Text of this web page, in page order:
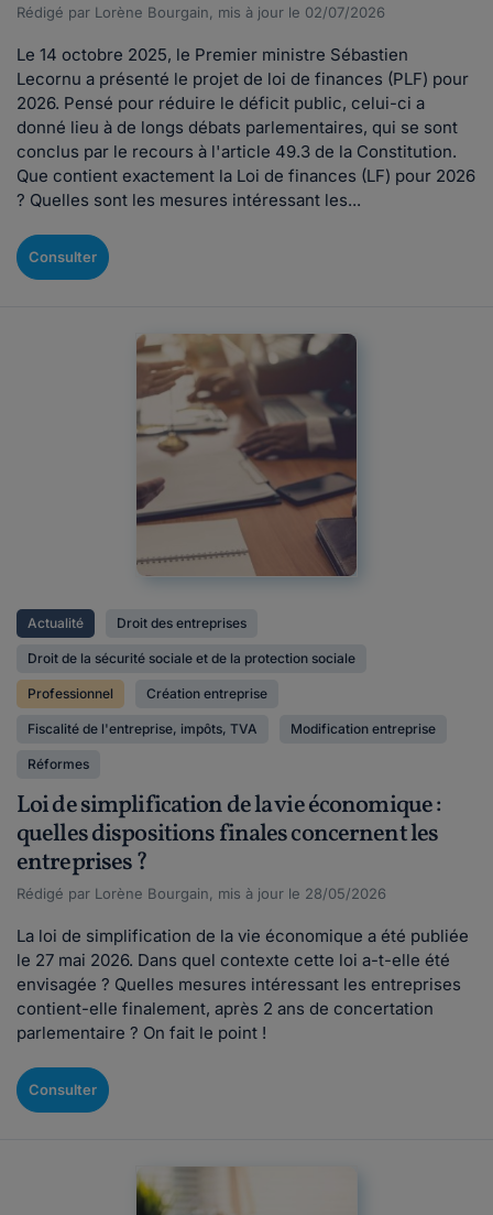
Rédigé par Lorène Bourgain, mis à jour le 02/07/2026
Le 14 octobre 2025, le Premier ministre Sébastien
Lecornu a présenté le projet de loi de finances (PLF) pour
2026. Pensé pour réduire le déficit public, celui-ci a
donné lieu à de longs débats parlementaires, qui se sont
conclus par le recours à l'article 49.3 de la Constitution.
Que contient exactement la Loi de finances (LF) pour 2026
? Quelles sont les mesures intéressant les...
Consulter
Actualité Droit des entreprises
Droit de la sécurité sociale et de la protection sociale
Professionnel Création entreprise
Fiscalité de l'entreprise, impôts, TVA Modification entreprise
Réformes
Loi de simplification de la vie économique :
quelles dispositions finales concernent les
entreprises ?
Rédigé par Lorène Bourgain, mis à jour le 28/05/2026
La loi de simplification de la vie économique a été publiée
le 27 mai 2026. Dans quel contexte cette loi a-t-elle été
envisagée ? Quelles mesures intéressant les entreprises
contient-elle finalement, après 2 ans de concertation
parlementaire ? On fait le point !
Consulter